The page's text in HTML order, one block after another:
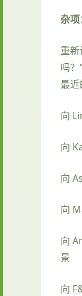
杂项
重
吗
最近
向
向
向
向
向
景
向